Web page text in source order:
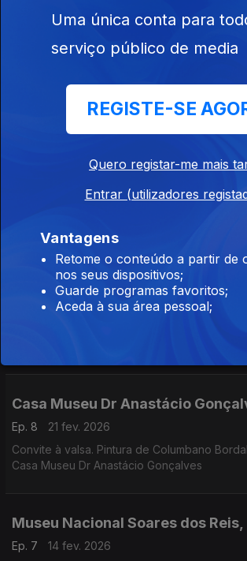
L'Echo (O Eco), escultura de Maria da Glória
14 mar. 2026
07 mar. 2026
Museu do Chiado Lisboa
28 fev. 2026
Casa Museu Dr Anastácio
Ep. 8
21 fev. 2026
Convite à valsa. Pintura de Columbano
Casa Museu Dr Anastácio Gonçalves
Museu Nacional Soares dos Reis,
Ep. 7
14 fev. 2026
Uma única conta para
serviço público de media
REGISTE-SE
Quero registar-me mais
Entrar (utilizadores
Vantagens
Retome o conteúdo a partir de
nos seus dispositivos;
Guarde programas favoritos;
Aceda à sua área pessoal;